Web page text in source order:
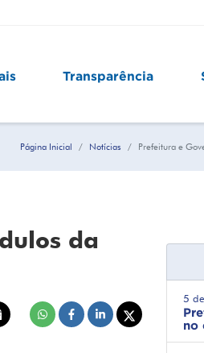
Transparência
Página Inicial Notícias Prefeitura e
da
5
no